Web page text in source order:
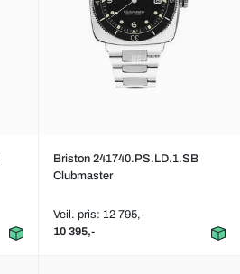
Briston 241740.PS.LD.1.SB
Clubmaster
Veil. pris: 12 795,-
10 395,-